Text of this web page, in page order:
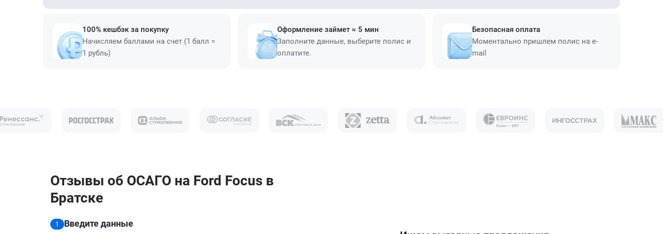
100% кешбэк за покупку
Начисляем баллами на счет (1 балл =
1 рубль)
Оформление займет ≈ 5 мин
Заполните данные, выберите полис и
оплатите.
Безопасная оплата
Моментально пришлем полис на e-
mail
Отзывы об ОСАГО на Ford Focus в
Братске
1 Введите данные